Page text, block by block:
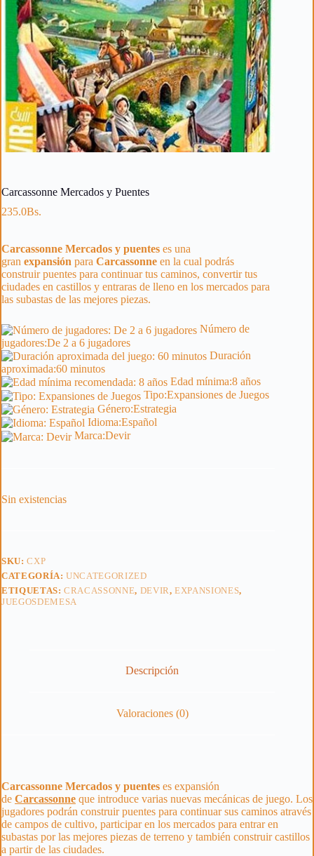
Carcassonne Mercados y Puentes
235.0Bs.
Carcassonne Mercados y puentes es una
gran expansión para Carcassonne en la cual podrás
construir puentes para continuar tus caminos, convertir tus
ciudades en castillos y entraras de lleno en los mercados para
las subastas de las mejores piezas.
Número de
jugadores:De 2 a 6 jugadores
Duración
aproximada:60 minutos
Edad mínima:8 años
Tipo:Expansiones de Juegos
Género:Estrategia
Idioma:Español
Marca:Devir
Sin existencias
SKU:CXP
CATEGORÍA:UNCATEGORIZED
ETIQUETAS:CRACASSONNE, DEVIR,EXPANSIONES,
JUEGOSDEMESA
Descripción
Valoraciones (0)
Carcassonne Mercados y puentes es expansión
de Carcassonne que introduce varias nuevas mecánicas de juego. Los
jugadores podrán construir puentes para continuar sus caminos através
de campos de cultivo, participar en los mercados para entrar en
subastas por las mejores piezas de terreno y también construir castillos
a partir de las ciudades.